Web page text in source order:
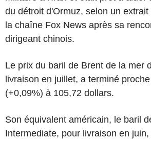
du détroit d'Ormuz, selon un
la chaîne Fox News après sa
dirigeant chinois.
Le prix du baril de Brent de la mer
livraison en juillet, a terminé
(+0,09%) à 105,72 dollars.
Son équivalent américain, le baril
Intermediate, pour livraison en